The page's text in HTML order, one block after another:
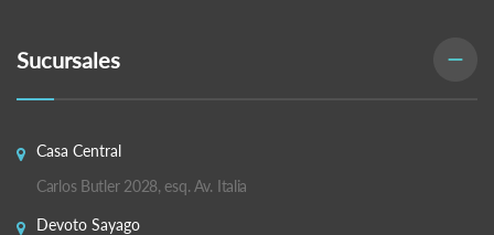
Sucursales
Casa Central
Carlos Butler 2028, esq. Av. Italia
Devoto Sayago